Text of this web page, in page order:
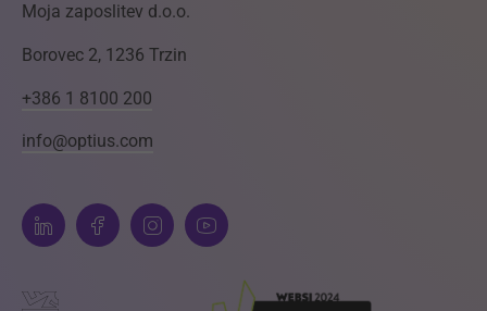
Moja zaposlitev d.o.o.
Borovec 2, 1236 Trzin
+386 1 8100 200
info@optius.com